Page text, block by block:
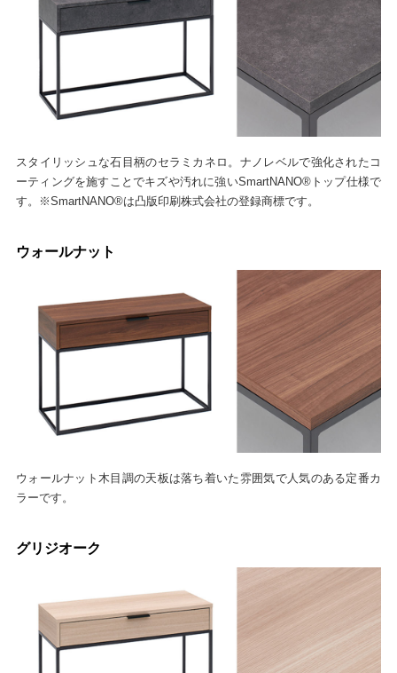
スタイリッシュな石目柄のセラミカネロ。ナノレベルで強化されたコ
ーティングを施すことでキズや汚れに強いSmartNANO®トップ仕様で
す。※SmartNANO®は凸版印刷株式会社の登録商標です。
ウォールナット
ウォールナット木目調の天板は落ち着いた雰囲気で人気のある定番カ
ラーです。
グリジオーク